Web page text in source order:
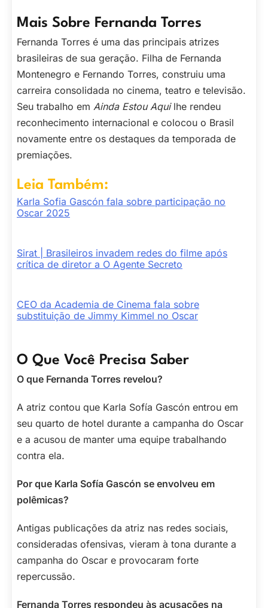
Mais Sobre Fernanda Torres
Fernanda Torres é uma das principais atrizes
brasileiras de sua geração. Filha de Fernanda
Montenegro e Fernando Torres, construiu uma
carreira consolidada no cinema, teatro e televisão.
Seu trabalho em Ainda Estou Aquilhe rendeu
reconhecimento internacional e colocou o Brasil
novamente entre os destaques da temporada de
premiações.
Leia Também:
Karla Sofia Gascón fala sobre participação no
Oscar 2025
Sirat | Brasileiros invadem redes do filme após
crítica de diretor a O Agente Secreto
CEO da Academia de Cinema fala sobre
substituição de Jimmy Kimmel no Oscar
O Que Você Precisa Saber
O que Fernanda Torres revelou?
A atriz contou que Karla Sofía Gascón entrou em
seu quarto de hotel durante a campanha do Oscar
e a acusou de manter uma equipe trabalhando
contra ela.
Por que Karla Sofía Gascón se envolveu em
polêmicas?
Antigas publicações da atriz nas redes sociais,
consideradas ofensivas, vieram à tona durante a
campanha do Oscar e provocaram forte
repercussão.
Fernanda Torres respondeu às acusações na